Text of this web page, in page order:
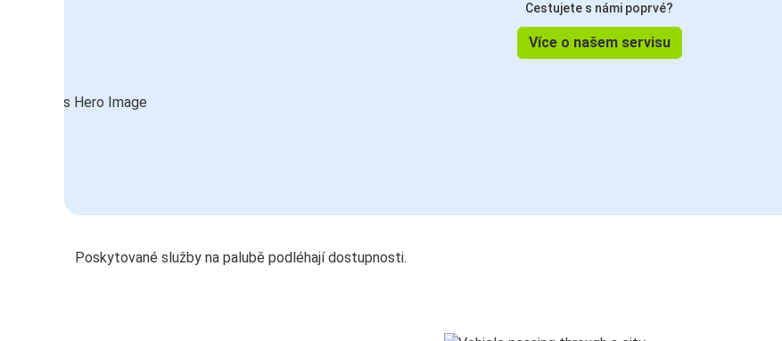
Cestujete s námi poprvé?
Více o našem servisu
Poskytované služby na palubě podléhají dostupnosti.